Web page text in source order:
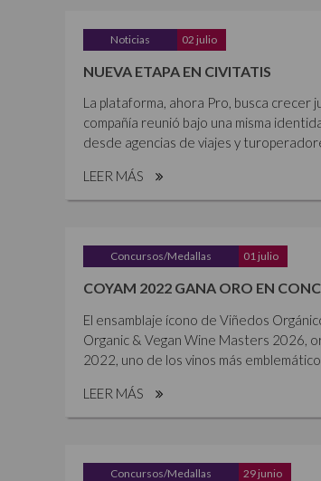
Noticias 02 julio
NUEVA ETAPA EN CIVITATIS
La plataforma, ahora Pro, busca crecer
compañía reunió bajo una misma
desde agencias de viajes y
LEER MÁS
Concursos/Medallas 01 julio
COYAM 2022 GANA ORO EN
El ensamblaje ícono de Viñedos
Organic & Vegan Wine Masters 2026,
2022, uno de los vinos más
LEER MÁS
Concursos/Medallas 29 junio